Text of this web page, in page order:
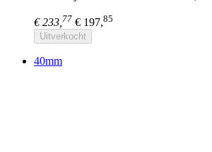
€ 233,77 € 197,85
Uitverkocht
40mm